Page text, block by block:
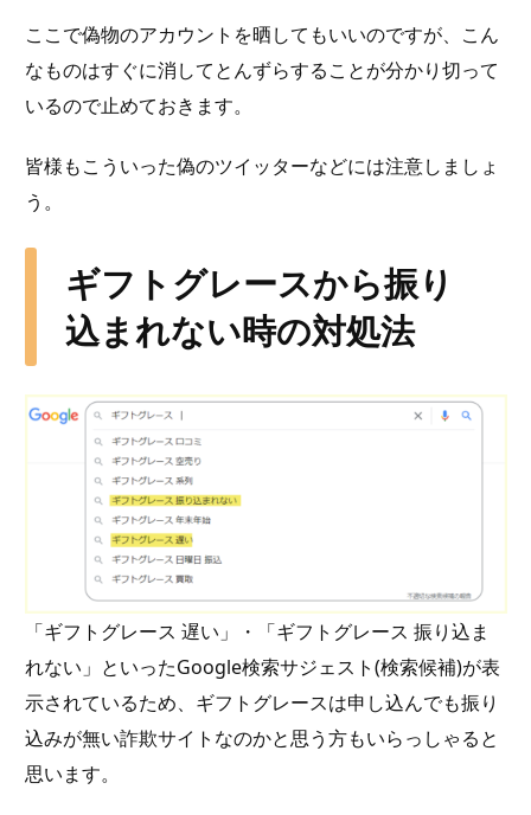
ここで偽物のアカウントを晒してもいいのですが、こん
なものはすぐに消してとんずらすることが分かり切って
いるので止めておきます。
皆様もこういった偽のツイッターなどには注意しましょ
う。
ギフトグレースから振り
込まれない時の対処法
「ギフトグレース 遅い」・「ギフトグレース 振り込ま
れない」といったGoogle検索サジェスト(検索候補)が表
示されているため、ギフトグレースは申し込んでも振り
込みが無い詐欺サイトなのかと思う方もいらっしゃると
思います。